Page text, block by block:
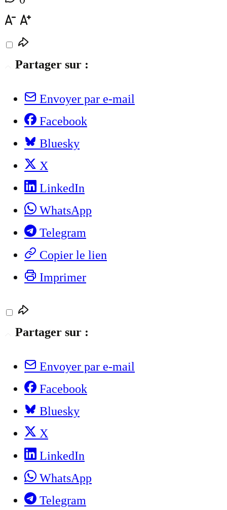
Partager sur :
Envoyer par e-mail
Facebook
Bluesky
X
LinkedIn
WhatsApp
Telegram
Copier le lien
Imprimer
Partager sur :
Envoyer par e-mail
Facebook
Bluesky
X
LinkedIn
WhatsApp
Telegram